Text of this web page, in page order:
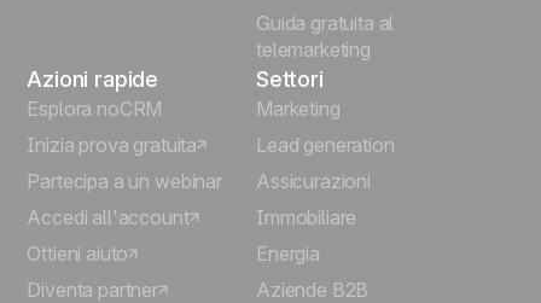
Guida gratuita al
telemarketing
Azioni rapide
Esplora noCRM
Inizia prova gratuita
Partecipa a un webinar
Accedi all'account
Ottieni aiuto
Diventa partner
Settori
Marketing
Lead generation
Assicurazioni
Immobiliare
Energia
Aziende B2B